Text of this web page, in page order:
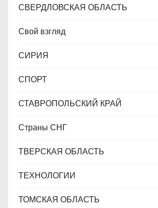
СВЕРДЛОВСКАЯ ОБЛАСТЬ
Свой взгляд
СИРИЯ
СПОРТ
СТАВРОПОЛЬСКИЙ КРАЙ
Страны СНГ
ТВЕРСКАЯ ОБЛАСТЬ
ТЕХНОЛОГИИ
ТОМСКАЯ ОБЛАСТЬ